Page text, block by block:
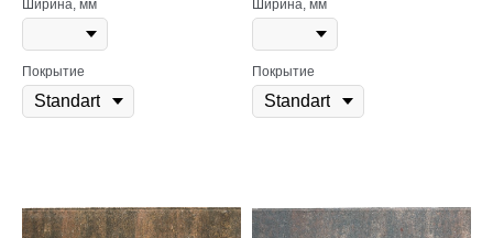
Ширина, мм
Покрытие
Ширина, мм
Покрытие